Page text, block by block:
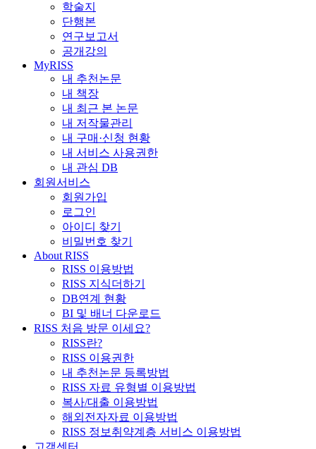
학술지
단행본
연구보고서
공개강의
MyRISS
내 추천논문
내 책장
내 최근 본 논문
내 저작물관리
내 구매·신청 현황
내 서비스 사용권한
내 관심 DB
회원서비스
회원가입
로그인
아이디 찾기
비밀번호 찾기
About RISS
RISS 이용방법
RISS 지식더하기
DB연계 현황
BI 및 배너 다운로드
RISS 처음 방문 이세요?
RISS란?
RISS 이용권한
내 추천논문 등록방법
RISS 자료 유형별 이용방법
복사/대출 이용방법
해외전자자료 이용방법
RISS 정보취약계층 서비스 이용방법